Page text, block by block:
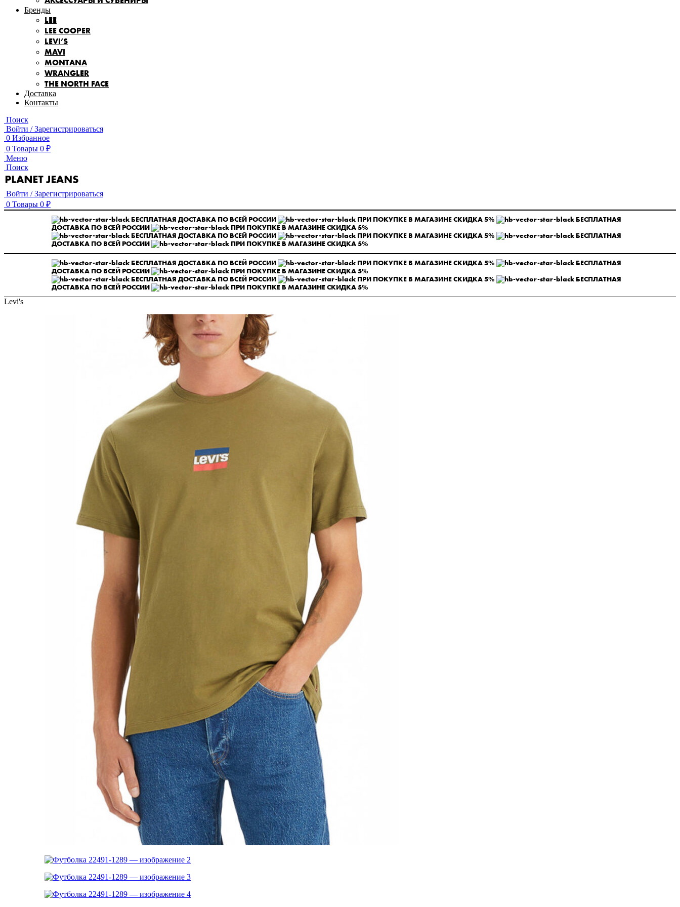
Бренды
LEE
LEE COOPER
LEVI’S
MAVI
MONTANA
WRANGLER
THE NORTH FACE
Доставка
Контакты
Поиск
Войти / Зарегистрироваться
0 Избранное
0 Товары 0 ₽
Меню
Поиск
Войти / Зарегистрироваться
0 Товары 0 ₽
БЕСПЛАТНАЯ ДОСТАВКА ПО ВСЕЙ РОССИИ ПРИ ПОКУПКЕ В МАГАЗИНЕ СКИДКА 5%
БЕСПЛАТНАЯ
ДОСТАВКА ПО ВСЕЙ РОССИИ
ПРИ ПОКУПКЕ В МАГАЗИНЕ СКИДКА 5%
БЕСПЛАТНАЯ ДОСТАВКА ПО ВСЕЙ РОССИИ
ПРИ ПОКУПКЕ В МАГАЗИНЕ СКИДКА 5%
БЕСПЛАТНАЯ
ДОСТАВКА ПО ВСЕЙ РОССИИ
ПРИ ПОКУПКЕ В МАГАЗИНЕ СКИДКА 5%
БЕСПЛАТНАЯ ДОСТАВКА ПО ВСЕЙ РОССИИ ПРИ ПОКУПКЕ В МАГАЗИНЕ СКИДКА 5%
БЕСПЛАТНАЯ
ДОСТАВКА ПО ВСЕЙ РОССИИ
ПРИ ПОКУПКЕ В МАГАЗИНЕ СКИДКА 5%
БЕСПЛАТНАЯ ДОСТАВКА ПО ВСЕЙ РОССИИ
ПРИ ПОКУПКЕ В МАГАЗИНЕ СКИДКА 5%
БЕСПЛАТНАЯ
ДОСТАВКА ПО ВСЕЙ РОССИИ
ПРИ ПОКУПКЕ В МАГАЗИНЕ СКИДКА 5%
Levi's